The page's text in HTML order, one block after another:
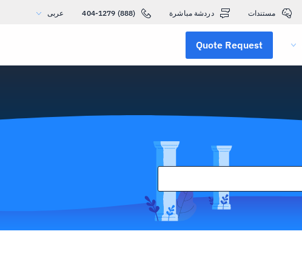
مستندات دردشة مباشرة (888) 404-1279 عربى
Quote Request